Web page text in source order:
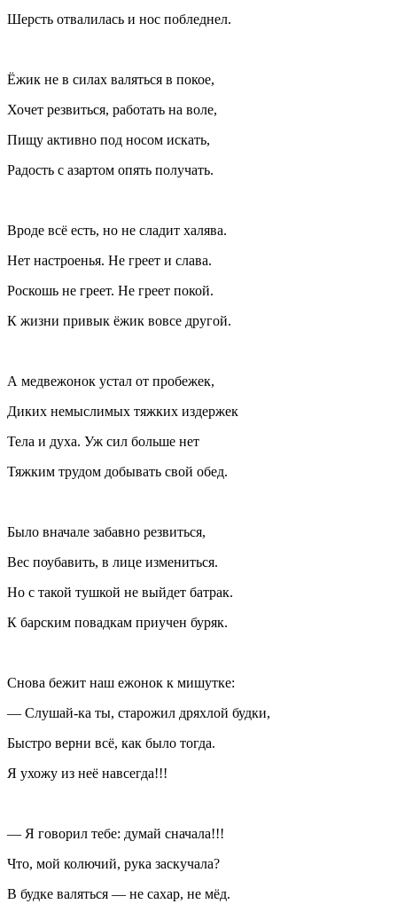
Шерсть отвалилась и нос побледнел.
Ёжик не в силах валяться в покое,
Хочет резвиться, работать на воле,
Пищу активно под носом искать,
Радость с азартом опять получать.
Вроде всё есть, но не сладит халява.
Нет настроенья. Не греет и слава.
Роскошь не греет. Не греет покой.
К жизни привык ёжик вовсе другой.
А медвежонок устал от пробежек,
Диких немыслимых тяжких издержек
Тела и духа. Уж сил больше нет
Тяжким трудом добывать свой обед.
Было вначале забавно резвиться,
Вес поубавить, в лице измениться.
Но с такой тушкой не выйдет батрак.
К барским повадкам приучен буряк.
Снова бежит наш ежонок к мишутке:
— Слушай-ка ты, старожил дряхлой будки,
Быстро верни всё, как было тогда.
Я ухожу из неё навсегда!!!
— Я говорил тебе: думай сначала!!!
Что, мой колючий, рука заскучала?
В будке валяться — не сахар, не мёд.